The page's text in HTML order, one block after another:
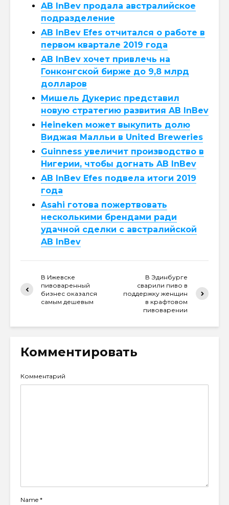
AB InBev продала австралийское
подразделение
AB InBev Efes отчитался о работе в
первом квартале 2019 года
AB InBev хочет привлечь на
Гонконгской бирже до 9,8 млрд
долларов
Мишель Дукерис представил
новую стратегию развития AB InBev
Heineken может выкупить долю
Виджая Малльи в United Breweries
Guinness увеличит производство в
Нигерии, чтобы догнать AB InBev
AB InBev Efes подвела итоги 2019
года
Asahi готова пожертвовать
несколькими брендами ради
удачной сделки с австралийской
AB InBev
В Ижевске
пивоваренный
бизнес оказался
самым дешевым
В Эдинбурге
сварили пиво в
поддержку женщин
в крафтовом
пивоварении
Комментировать
Комментарий
Name *